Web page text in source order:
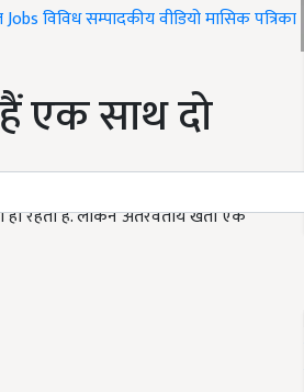
Jobsविविधसम्पादकीयवीडियोमासिक पत्रिका
एक साथ दो
रहती है. लेकिन अंतरवर्तीय खेती एक